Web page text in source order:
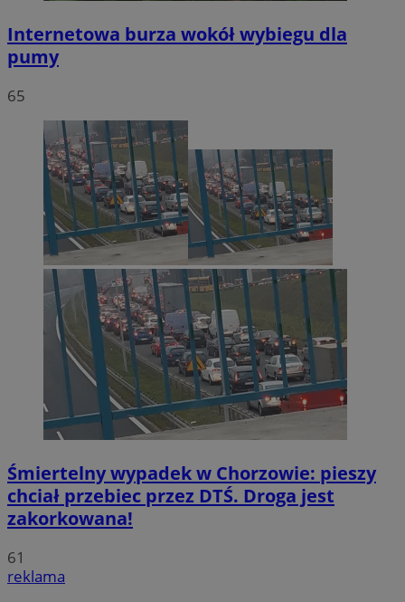
Internetowa burza wokół wybiegu dla
pumy
65
Śmiertelny wypadek w Chorzowie: pieszy
chciał przebiec przez DTŚ. Droga jest
zakorkowana!
61
reklama